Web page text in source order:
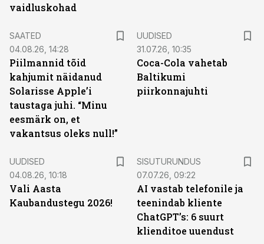
vaidluskohad
SAATED
04.08.26, 14:28
Piilmannid tõid
kahjumit näidanud
Solarisse Apple’i
taustaga juhi. “Minu
eesmärk on, et
vakantsus oleks null!”
UUDISED
31.07.26, 10:35
Coca-Cola vahetab
Baltikumi
piirkonnajuhti
UUDISED
04.08.26, 10:18
Vali Aasta
Kaubandustegu 2026!
SISUTURUNDUS
07.07.26, 09:22
AI vastab telefonile ja
teenindab kliente
ChatGPT’s: 6 suurt
klienditoe uuendust